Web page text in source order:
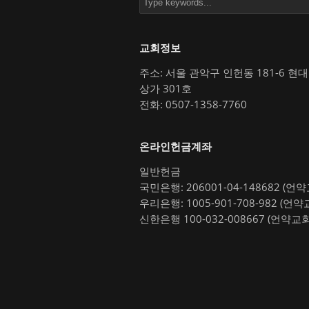
교회정보
주소: 서울 관악구 인헌동 181-6 현
상가 301호
전화: 0507-1358-7760
온라인헌금계좌
일반헌금
국민은행: 206001-04-148682 (언약
우리은행: 1005-901-708-982 (언약
신한은행 100-032-008667 (언약교